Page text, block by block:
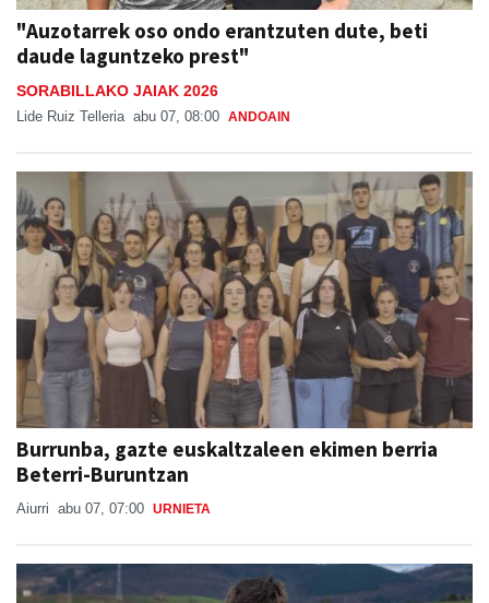
"Auzotarrek oso ondo erantzuten dute, beti
daude laguntzeko prest"
SORABILLAKO JAIAK 2026
Lide Ruiz Telleria abu 07, 08:00 ANDOAIN
Burrunba, gazte euskaltzaleen ekimen berria
Beterri-Buruntzan
Aiurri abu 07, 07:00 URNIETA